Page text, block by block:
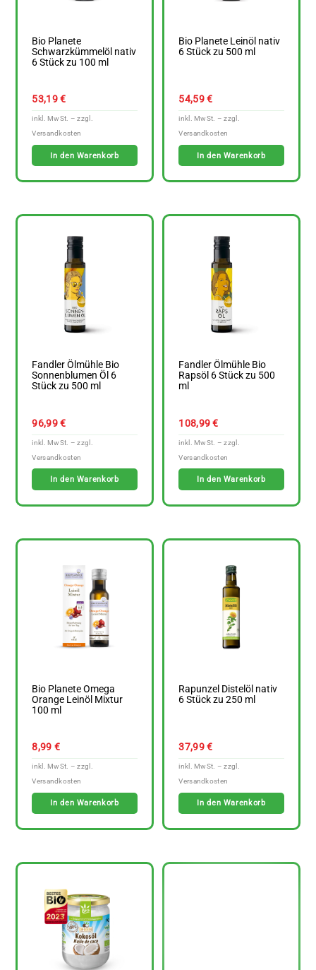
Bio Planete
Schwarzkümmelöl nativ
6 Stück zu 100 ml
53,19€
In den Warenkorb
Bio Planete Leinöl nativ
6 Stück zu 500 ml
54,59€
In den Warenkorb
Fandler Ölmühle Bio
Sonnenblumen Öl 6
Stück zu 500 ml
96,99€
In den Warenkorb
Fandler Ölmühle Bio
Rapsöl 6 Stück zu 500
ml
108,99€
In den Warenkorb
Bio Planete Omega
Orange Leinöl Mixtur
100 ml
8,99 €
In den Warenkorb
Rapunzel Distelöl nativ
6 Stück zu 250 ml
37,99€
In den Warenkorb